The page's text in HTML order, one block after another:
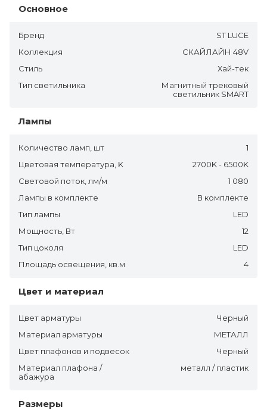
Основное
Бренд
ST LUCE
Коллекция
СКАЙЛАЙН 48V
Стиль
Хай-тек
Тип светильника
Магнитный трековый
светильник SMART
Лампы
Количество ламп, шт
1
Цветовая температура, K
2700K - 6500K
Световой поток, лм/м
1 080
Лампы в комплекте
В комплекте
Тип лампы
LED
Мощность, Вт
12
Тип цоколя
LED
Площадь освещения, кв.м
4
Цвет и материал
Цвет арматуры
Черный
Материал арматуры
МЕТАЛЛ
Цвет плафонов и подвесок
Черный
Материал плафона /
абажура
металл / пластик
Размеры